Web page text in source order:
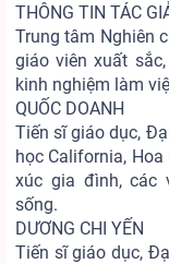
THÔNG TIN TÁC
Trung tâm Nghiên
giáo viên xuất
kinh nghiệm làm
QUỐC DOANH
Tiến sĩ giáo dục,
học California,
xúc gia đình, các
sống.
DƯƠNG CHI YẾN
Tiến sĩ giáo dục,